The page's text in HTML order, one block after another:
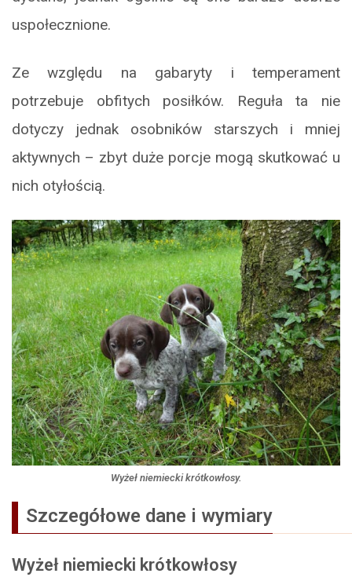
uspołecznione.
Ze względu na gabaryty i temperament
potrzebuje obfitych posiłków. Reguła ta nie
dotyczy jednak osobników starszych i mniej
aktywnych – zbyt duże porcje mogą skutkować u
nich otyłością.
Wyżeł niemiecki krótkowłosy.
Szczegółowe dane i wymiary
Wyżeł niemiecki krótkowłosy